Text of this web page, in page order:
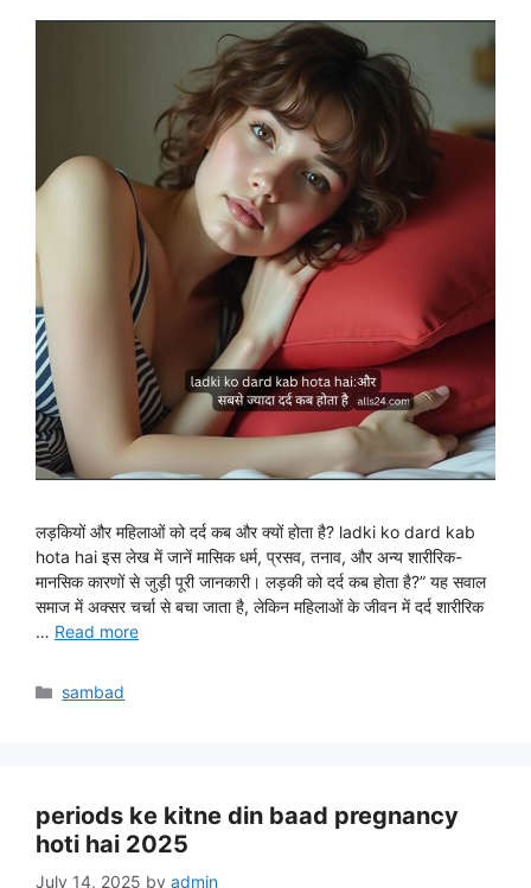
लड़कियों और महिलाओं को दर्द कब और क्यों होता है? ladki ko dard kab
hota hai इस लेख में जानें मासिक धर्म, प्रसव, तनाव, और अन्य शारीरिक-
मानसिक कारणों से जुड़ी पूरी जानकारी। लड़की को दर्द कब होता है?” यह सवाल
समाज में अक्सर चर्चा से बचा जाता है, लेकिन महिलाओं के जीवन में दर्द शारीरिक
… Read more
Categories
sambad
periods ke kitne din baad pregnancy
hoti hai 2025
July 14, 2025 by admin